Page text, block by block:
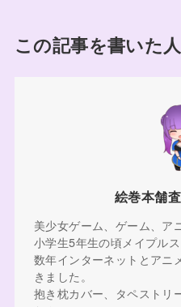
この記事を書いた人
絵巻本舗
美少女ゲーム、ゲーム、ア
小学生5年生の頃メイプル
数年インターネットとアニ
きました。
抱き枕カバー、タペストリ